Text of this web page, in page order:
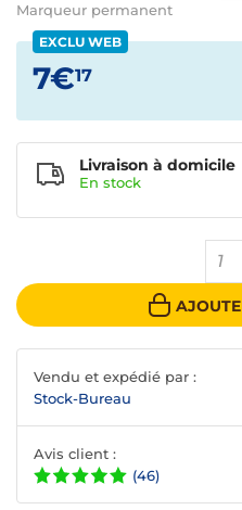
Marqueur permanent
EXCLU WEB
7€17
1
Livraison à domicile
En stock
Vendu et expédié par :
Stock-Bureau
Avis client :
(46)